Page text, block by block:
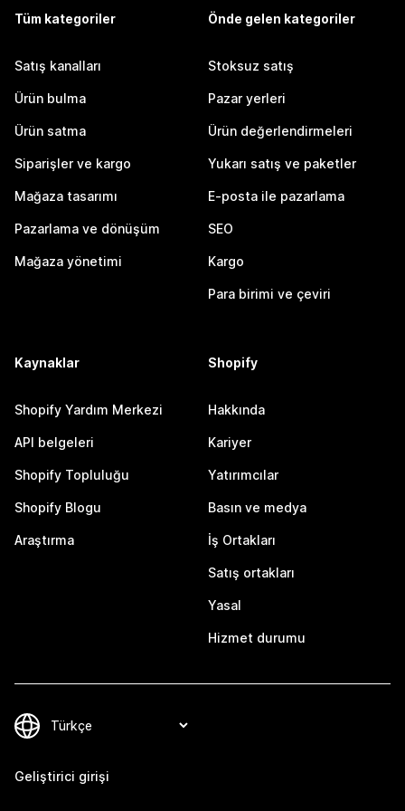
Tüm kategoriler
Satış kanalları
Ürün bulma
Ürün satma
Siparişler ve kargo
Mağaza tasarımı
Pazarlama ve dönüşüm
Mağaza yönetimi
Önde gelen kategoriler
Stoksuz satış
Pazar yerleri
Ürün değerlendirmeleri
Yukarı satış ve paketler
E-posta ile pazarlama
SEO
Kargo
Para birimi ve çeviri
Kaynaklar
Shopify Yardım Merkezi
API belgeleri
Shopify Topluluğu
Shopify Blogu
Araştırma
Shopify
Hakkında
Kariyer
Yatırımcılar
Basın ve medya
İş Ortakları
Satış ortakları
Yasal
Hizmet durumu
Geliştirici girişi